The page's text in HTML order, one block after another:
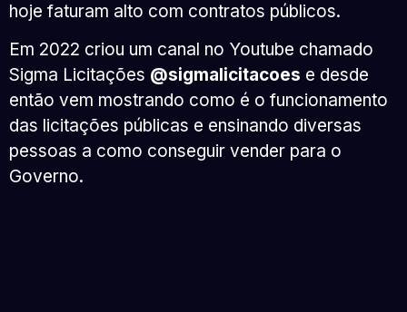
hoje faturam alto com contratos públicos.
Em 2022 criou um canal no Youtube chamado
Sigma Licitações @sigmalicitacoes e desde
então vem mostrando como é o funcionamento
das licitações públicas e ensinando diversas
pessoas a como conseguir vender para o
Governo.